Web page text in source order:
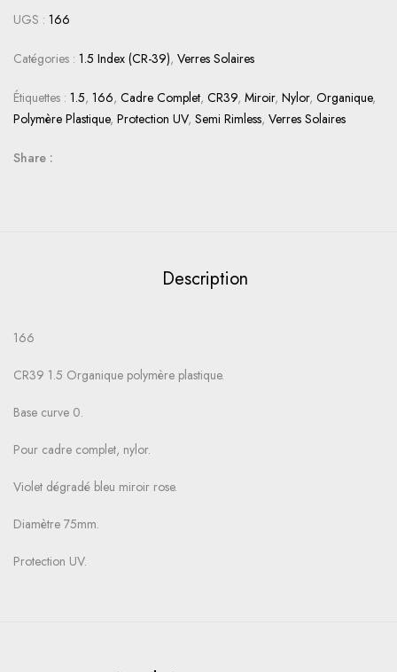
UGS : 166
Catégories : 1.5 Index (CR-39), Verres Solaires
Étiquettes : 1.5, 166, Cadre Complet, CR39, Miroir, Nylor, Organique,
Polymère Plastique, Protection UV, Semi Rimless, Verres Solaires
Share :
Description
166
CR39 1.5 Organique polymère plastique.
Base curve 0.
Pour cadre complet, nylor.
Violet dégradé bleu miroir rose.
Diamètre 75mm.
Protection UV.